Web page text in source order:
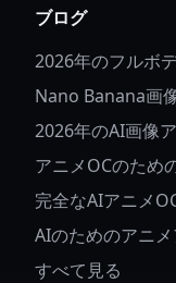
ブログ
2026年のフルボ
Nano Banana画
2026年のAI画像
させる
アニメOCのため
完全なAIアニメ
アイデア
AIのためのアニ
クターの詳細とス
すべて見る